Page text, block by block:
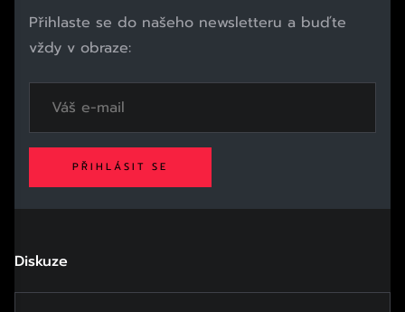
Přihlaste se do našeho newsletteru a buďte
vždy v obraze:
PŘIHLÁSIT SE
Diskuze